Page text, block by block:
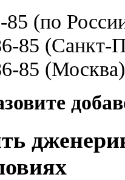
85 (по
85 (Санкт-
85 (Москва)